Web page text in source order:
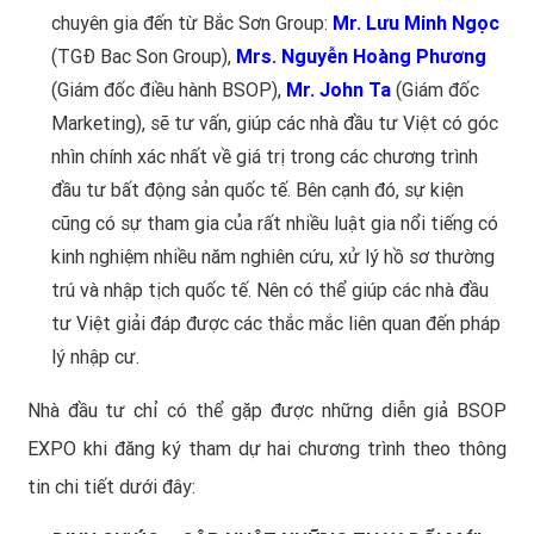
chuyên gia đến từ Bắc Sơn Group: Mr. Lưu Minh Ngọc
(TGĐ Bac Son Group), Mrs. Nguyễn Hoàng Phương
(Giám đốc điều hành BSOP), Mr. John Ta (Giám đốc
Marketing), sẽ tư vấn, giúp các nhà đầu tư Việt có góc
nhìn chính xác nhất về giá trị trong các chương trình
đầu tư bất động sản quốc tế. Bên cạnh đó, sự kiện
cũng có sự tham gia của rất nhiều luật gia nổi tiếng có
kinh nghiệm nhiều năm nghiên cứu, xử lý hồ sơ thường
trú và nhập tịch quốc tế. Nên có thể giúp các nhà đầu
tư Việt giải đáp được các thắc mắc liên quan đến pháp
lý nhập cư.
Nhà đầu tư chỉ có thể gặp được những diễn giả BSOP
EXPO khi đăng ký tham dự hai chương trình theo thông
tin chi tiết dưới đây: